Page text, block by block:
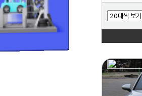
닛산
동풍소콘
람보르기니